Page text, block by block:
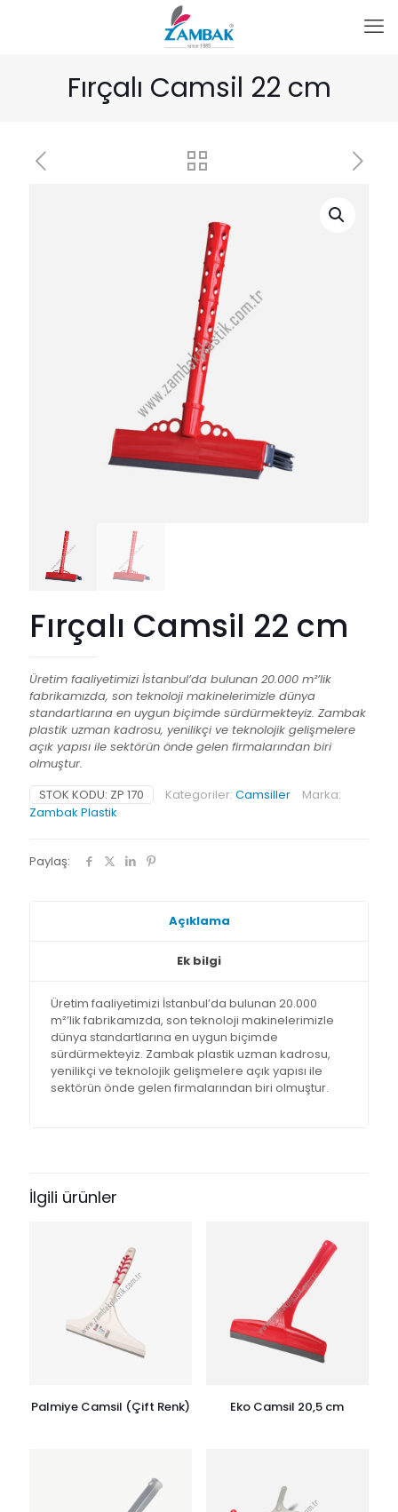
Fırçalı Camsil 22 cm
Fırçalı Camsil 22 cm
Üretim faaliyetimizi İstanbul’da bulunan 20.000 m²’lik
fabrikamızda, son teknoloji makinelerimizle dünya
standartlarına en uygun biçimde sürdürmekteyiz. Zambak
plastik uzman kadrosu, yenilikçi ve teknolojik gelişmelere
açık yapısı ile sektörün önde gelen firmalarından biri
olmuştur.
STOK KODU: ZP 170 Kategoriler: Camsiller
Marka:
Zambak Plastik
Paylaş:
Açıklama
Ek bilgi
Üretim faaliyetimizi İstanbul’da bulunan 20.000
m²’lik fabrikamızda, son teknoloji makinelerimizle
dünya standartlarına en uygun biçimde
sürdürmekteyiz. Zambak plastik uzman kadrosu,
yenilikçi ve teknolojik gelişmelere açık yapısı ile
sektörün önde gelen firmalarından biri olmuştur.
İlgili ürünler
Palmiye Camsil (Çift Renk) Eko Camsil 20,5 cm